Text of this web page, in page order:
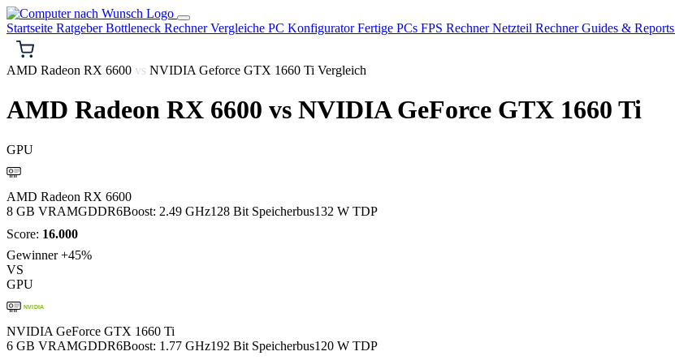
Startseite RatgeberBottleneck RechnerVergleiche PC KonfiguratorFertige PCs FPS RechnerNetzteil RechnerGuides & Reports
AMD Radeon RX 6600 vs NVIDIA Geforce GTX 1660 Ti Vergleich
AMD Radeon RX 6600 vs NVIDIA GeForce GTX 1660 Ti
GPU
AMD Radeon RX 6600
8 GB VRAMGDDR6Boost: 2.49 GHz128 Bit Speicherbus132 W TDP
Score: 16.000
Gewinner+45%
VS
GPU
NVIDIA
NVIDIA GeForce GTX 1660 Ti
6 GB VRAMGDDR6Boost: 1.77 GHz192 Bit Speicherbus120 W TDP